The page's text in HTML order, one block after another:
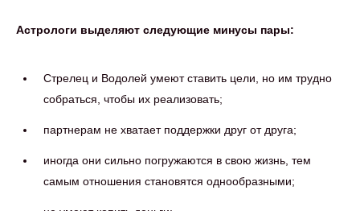
Астрологи выделяют следующие минусы пары:
Стрелец и Водолей умеют ставить цели, но им трудно
собраться, чтобы их реализовать;
партнерам не хватает поддержки друг от друга;
иногда они сильно погружаются в свою жизнь, тем
самым отношения становятся однообразными;